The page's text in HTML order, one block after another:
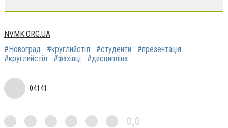
NVMK.ORG.UA
#Новоград
#круглийстіл #студенти
#презентація
#круглийстіл
#фахівці #дисципліна
04141
0,0